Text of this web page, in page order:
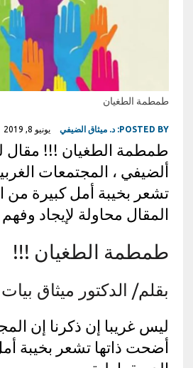
طمطمة الطغيان
POSTED BY: د. ميثاق الضيفي يونيو 8, 2019
طمطمة الطغيان !!! مقال
ألضيفي ، المجتمعات
تشعر بخيبة أمل كبيرة من
المقال محاولة لإيجاد
طمطمة الطغيان !!!
بقلم/ الدكتور ميثاق
ليس غريبا إن ذكرنا إن
أضحت ذاتها تشعر بخيبة